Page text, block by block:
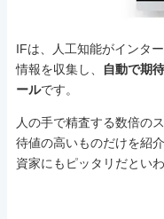
IFは、人工知能がインタ
情報を収集し、
自動で期
ールです。
人の手で精査する数倍の
待値の高いものだけを紹
資家にもピッタリだとい